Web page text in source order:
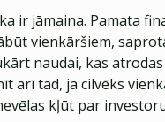
ir jāmaina. Pamata
vienkāršiem,
naudai, kas
arī tad, ja cilvēks
kļūt par